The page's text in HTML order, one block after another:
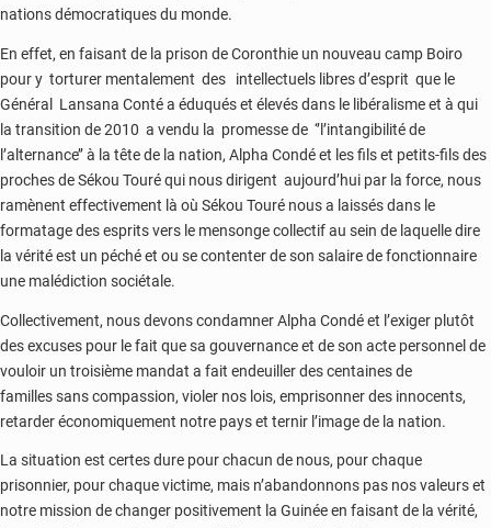
nations démocratiques du monde.
En effet, en faisant de la prison de Coronthie un nouveau camp Boiro
pour y torturer mentalement des intellectuels libres d’esprit que le
Général Lansana Conté a éduqués et élevés dans le libéralisme et à qui
la transition de 2010 a vendu la promesse de ‘’l’intangibilité de
l’alternance’’ à la tête de la nation, Alpha Condé et les fils et petits-fils des
proches de Sékou Touré qui nous dirigent aujourd’hui par la force, nous
ramènent effectivement là où Sékou Touré nous a laissés dans le
formatage des esprits vers le mensonge collectif au sein de laquelle dire
la vérité est un péché et ou se contenter de son salaire de fonctionnaire
une malédiction sociétale.
Collectivement, nous devons condamner Alpha Condé et l’exiger plutôt
des excuses pour le fait que sa gouvernance et de son acte personnel de
vouloir un troisième mandat a fait endeuiller des centaines de
familles sans compassion, violer nos lois, emprisonner des innocents,
retarder économiquement notre pays et ternir l’image de la nation.
La situation est certes dure pour chacun de nous, pour chaque
prisonnier, pour chaque victime, mais n’abandonnons pas nos valeurs et
notre mission de changer positivement la Guinée en faisant de la vérité,